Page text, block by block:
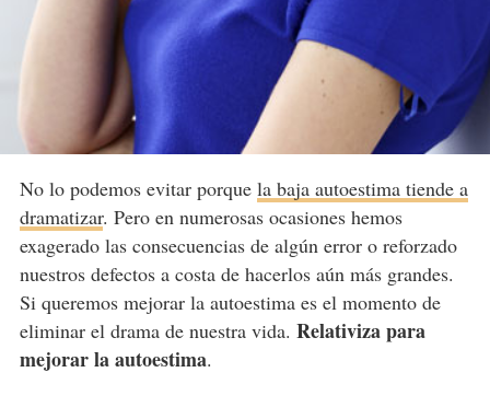
No lo podemos evitar porque la baja autoestima tiende a
dramatizar. Pero en numerosas ocasiones hemos
exagerado las consecuencias de algún error o reforzado
nuestros defectos a costa de hacerlos aún más grandes.
Si queremos mejorar la autoestima es el momento de
eliminar el drama de nuestra vida. Relativiza para
mejorar la autoestima.